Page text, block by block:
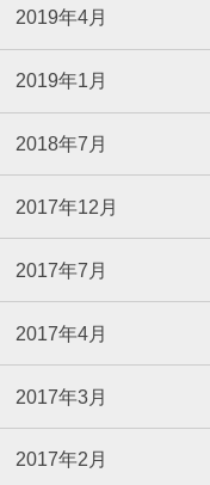
2019年4月
2019年1月
2018年7月
2017年12月
2017年7月
2017年4月
2017年3月
2017年2月